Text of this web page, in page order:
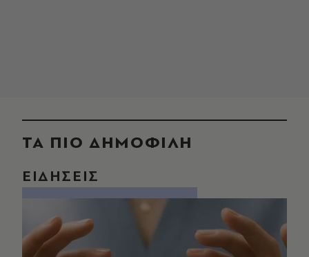
ΤΑ ΠΙΟ ΔΗΜΟΦΙΛΗ
ΕΙΔΗΣΕΙΣ